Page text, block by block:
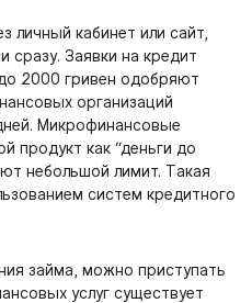
личный кабинет или сайт,
сразу. Заявки на кредит
2000 гривен одобряют
организаций
Микрофинансовые
продукт как “деньги до
небольшой лимит. Такая
систем кредитного
займа, можно приступать
услуг существует